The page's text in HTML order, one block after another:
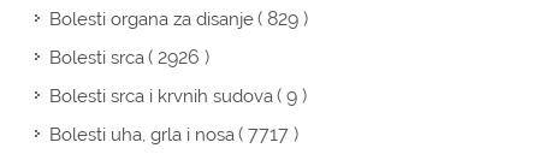
Bolesti organa za disanje( 829 )
Bolesti srca( 2926 )
Bolesti srca i krvnih sudova( 9 )
Bolesti uha, grla i nosa( 7717 )